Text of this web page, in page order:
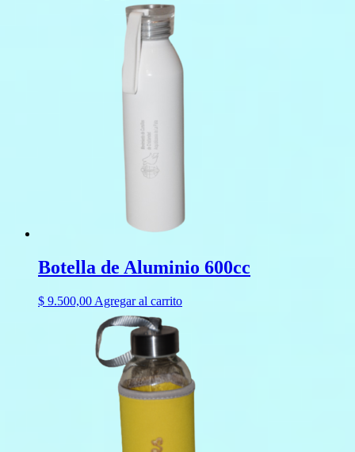
Botella de Aluminio 600cc
$ 9.500,00 Agregar al carrito